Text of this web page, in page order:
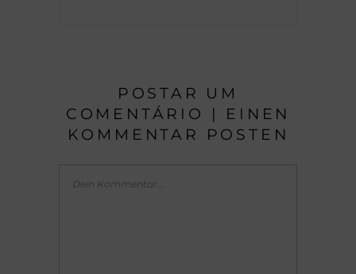
POSTAR UM
COMENTÁRIO | EINEN
KOMMENTAR POSTEN